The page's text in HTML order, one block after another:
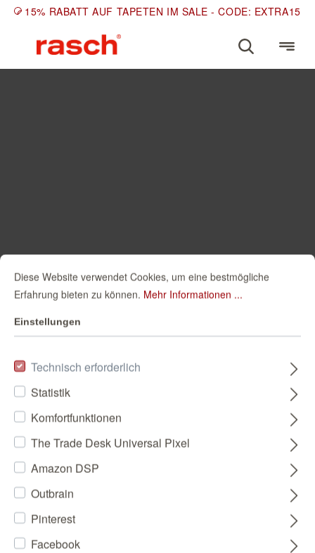
15% RABATT AUF TAPETEN IM SALE - CODE: EXTRA15
Diese Website verwendet Cookies, um eine bestmögliche
Erfahrung bieten zu können. Mehr Informationen ...
Einstellungen
Technisch erforderlich
Statistik
Komfortfunktionen
The Trade Desk Universal Pixel
Amazon DSP
Outbrain
Pinterest
Facebook